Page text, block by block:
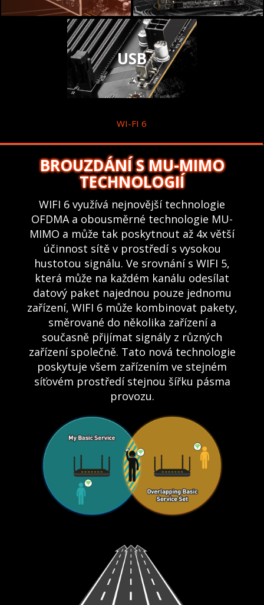
USB
WI-FI 6
BROUZDÁNÍ S MU-MIMO
TECHNOLOGIÍ
WIFI 6 využívá nejnovější technologie
OFDMA a obousměrné technologie MU-
MIMO a může tak poskytnout až 4x větší
účinnost sítě v prostředí s vysokou
hustotou signálu. Ve srovnání s WIFI 5,
která může na každém kanálu odesílat
datový paket najednou pouze jednomu
zařízení, WIFI 6 může kombinovat pakety,
směrované do několika zařízení a
současně přijímat signály z různých
zařízení společně. Tato nová technologie
poskytuje všem zařízením ve stejném
síťovém prostředí stejnou šířku pásma
provozu.